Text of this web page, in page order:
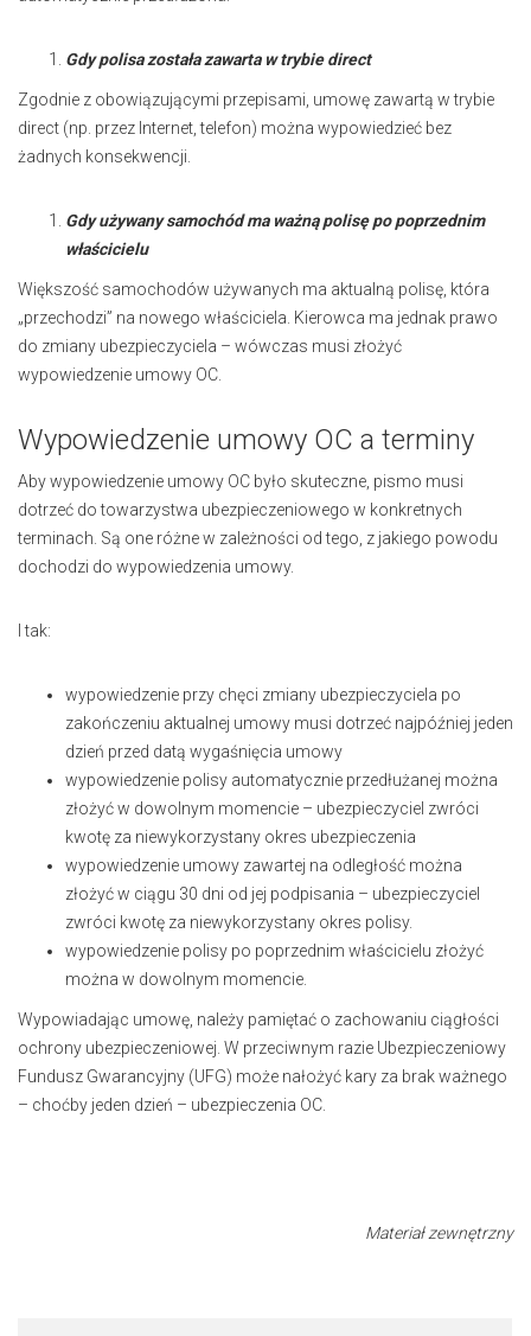
Gdy polisa została zawarta w trybie direct
Zgodnie z obowiązującymi przepisami, umowę zawartą w trybie
direct (np. przez Internet, telefon) można wypowiedzieć bez
żadnych konsekwencji.
Gdy używany samochód ma ważną polisę po poprzednim
właścicielu
Większość samochodów używanych ma aktualną polisę, która
„przechodzi” na nowego właściciela. Kierowca ma jednak prawo
do zmiany ubezpieczyciela – wówczas musi złożyć
wypowiedzenie umowy OC.
Wypowiedzenie umowy OC a terminy
Aby wypowiedzenie umowy OC było skuteczne, pismo musi
dotrzeć do towarzystwa ubezpieczeniowego w konkretnych
terminach. Są one różne w zależności od tego, z jakiego powodu
dochodzi do wypowiedzenia umowy.
I tak:
wypowiedzenie przy chęci zmiany ubezpieczyciela po
zakończeniu aktualnej umowy musi dotrzeć najpóźniej jeden
dzień przed datą wygaśnięcia umowy
wypowiedzenie polisy automatycznie przedłużanej można
złożyć w dowolnym momencie – ubezpieczyciel zwróci
kwotę za niewykorzystany okres ubezpieczenia
wypowiedzenie umowy zawartej na odległość można
złożyć w ciągu 30 dni od jej podpisania – ubezpieczyciel
zwróci kwotę za niewykorzystany okres polisy.
wypowiedzenie polisy po poprzednim właścicielu złożyć
można w dowolnym momencie.
Wypowiadając umowę, należy pamiętać o zachowaniu ciągłości
ochrony ubezpieczeniowej. W przeciwnym razie Ubezpieczeniowy
Fundusz Gwarancyjny (UFG) może nałożyć kary za brak ważnego
– choćby jeden dzień – ubezpieczenia OC.
Materiał zewnętrzny